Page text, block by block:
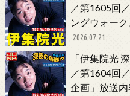
／第1605回
ングウォー
2026.07.21
「伊集院光
／第1604回
企画」放送内